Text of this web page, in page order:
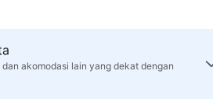
akomodasi lain yang dekat dengan